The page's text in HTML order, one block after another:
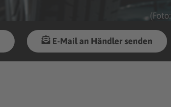
E-Mail an Händler senden
(Foto: